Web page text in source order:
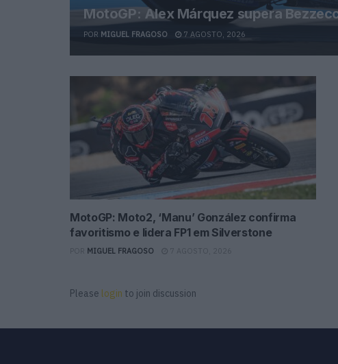
MotoGP: Alex Márquez supera
POR MIGUEL FRAGOSO 7 AGOSTO, 2026
MotoGP: Moto2, ‘Manu’ González confirma
favoritismo e lidera FP1 em Silverstone
MIGUEL FRAGOSO 7 AGOSTO, 2026
Please login to join discussion